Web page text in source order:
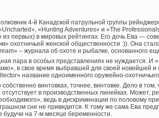
4-й Канадской патрульной группы
«Hunting Adventures» и «The
из первых) в мировых рейтингах. Его дочь Ева —
охотничьей женской общественности :)). Она
– журнала об охоте и рыбалке, основанного
пара в особых представлениях не нуждается. И
в свое время выбравшей для своей новейшей
название одноименного оружейно-
винтовках, точнее, винтовке. Дело в
в производственных линейках. Может,
ведь в дискриминации по половому
сне не привидится. К тому же сама Ева
будучи на 7-м месяце беременности.